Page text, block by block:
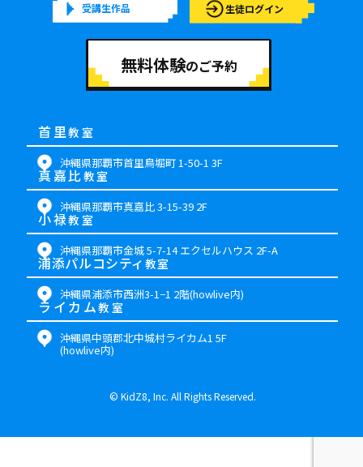
受講生作品 生徒ログイン
無料体験のご予約
首里教室
沖縄県那覇市首里鳥堀町 1-50-1 3F
小禄教室
沖縄県那覇市金城 5-7-14 エクセルハウス 2F-A
真嘉比教室
沖縄県那覇市真嘉比 3-15-39 2F
ライカム教室
沖縄県中頭郡北中城村ライカム1 5F
(howlive内)
浦添パルコシティ教室
沖縄県浦添市西洲3-1−1 2階(howlive内)
© KidZ8, Inc. All Rights Reserved.